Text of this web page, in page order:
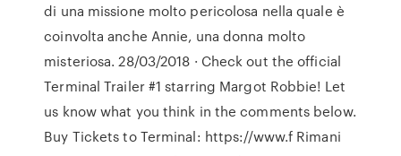
di una missione molto pericolosa nella quale è
coinvolta anche Annie, una donna molto
misteriosa. 28/03/2018 · Check out the official
Terminal Trailer #1 starring Margot Robbie! Let
us know what you think in the comments below.
Buy Tickets to Terminal: https://www.f Rimani